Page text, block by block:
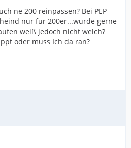
ne 200 reinpassen? Bei PEP
nur für 200er...würde gerne
weiß jedoch nicht welch?
oder muss Ich da ran?